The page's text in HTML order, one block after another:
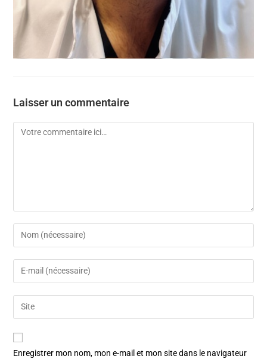
Laisser un commentaire
Enregistrer mon nom, mon e-mail et mon site dans le navigateur